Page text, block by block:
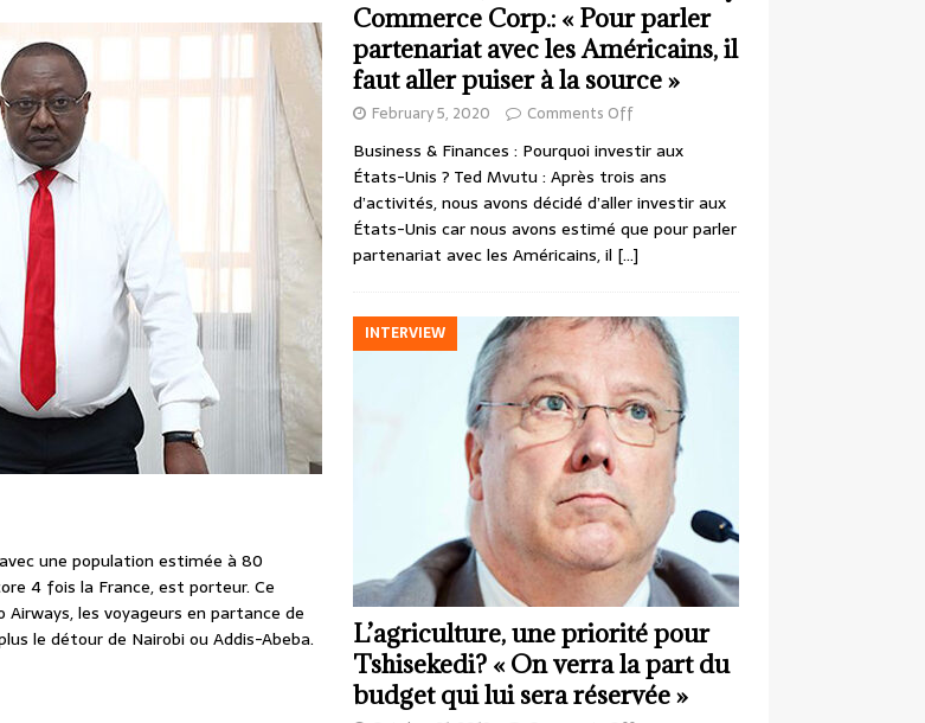
une population estimée à 80
4 fois la France, est porteur. Ce
les voyageurs en partance de
le détour de Nairobi ou Addis-Abeba.
Commerce Corp.: « Pour parler
partenariat avec les Américains, il
faut aller puiser à la source »
February 5, 2020 Comments Off
Business & Finances : Pourquoi investir aux
États-Unis ? Ted Mvutu : Après trois ans
d’activités, nous avons décidé d’aller investir aux
États-Unis car nous avons estimé que pour parler
partenariat avec les Américains, il […]
INTERVIEW
L’agriculture, une priorité pour
Tshisekedi? « On verra la part du
budget qui lui sera réservée »